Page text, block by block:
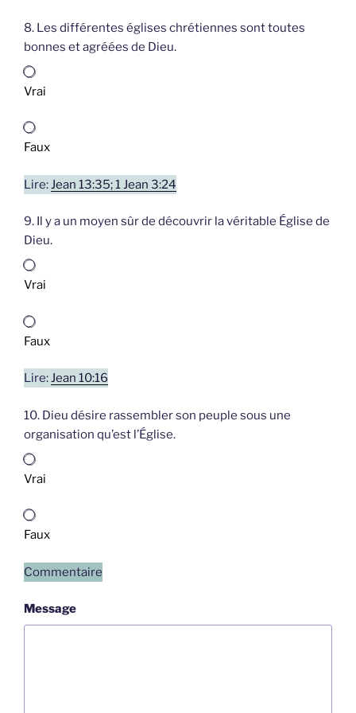
8. Les différentes églises chrétiennes sont toutes
bonnes et agréées de Dieu.
Vrai
Faux
Lire: Jean 13:35; 1 Jean 3:24
9. Il y a un moyen sûr de découvrir la véritable Église de
Dieu.
Vrai
Faux
Lire:Jean 10:16
10. Dieu désire rassembler son peuple sous une
organisation qu’est l’Église.
Vrai
Faux
Commentaire
Message